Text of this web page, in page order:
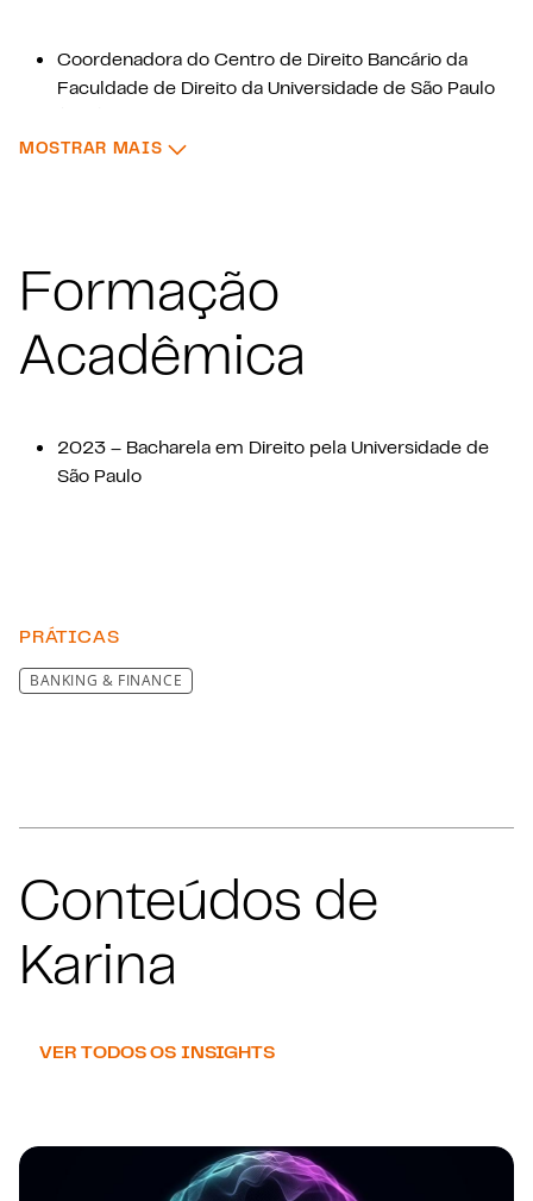
Coordenadora do Centro de Direito Bancário da
Faculdade de Direito da Universidade de São Paulo
MOSTRAR MAIS : EXPERIÊNCIA RELEVANTE
Formação
Acadêmica
2023 – Bacharela em Direito pela Universidade de
São Paulo
PRÁTICAS
BANKING & FINANCE
Conteúdos de
Karina
VER TODOS OS INSIGHTS